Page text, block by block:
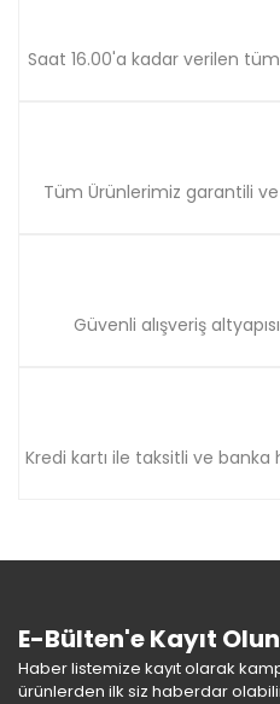
Saat 16.00'a kadar verilen
Tüm Ürünlerimiz garantili
Güvenli alışveriş
Kredi kartı ile taksitli ve
E-Bülten'e Kayıt Olun
Haber listemize kayıt olarak
ürünlerden ilk siz haberdar